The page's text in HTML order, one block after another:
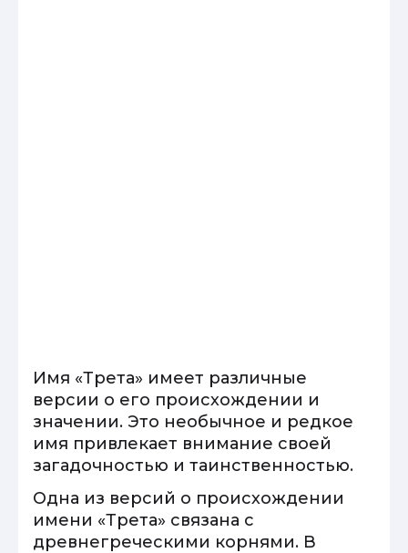
Имя «Трета» имеет различные
версии о его происхождении и
значении. Это необычное и редкое
имя привлекает внимание своей
загадочностью и таинственностью.
Одна из версий о происхождении
имени «Трета» связана с
древнегреческими корнями. В